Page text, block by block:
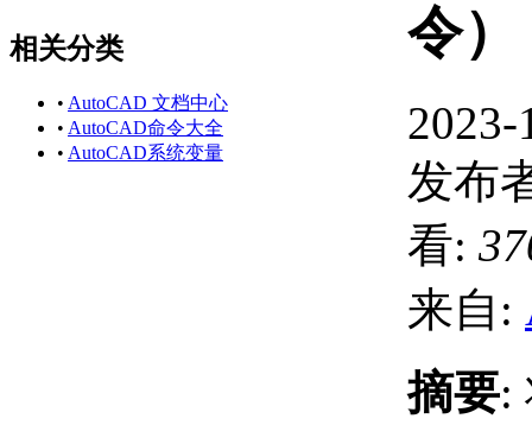
相关分类
• AutoCAD 文档中心
• AutoCAD命令大全
• AutoCAD系统变量
令）
2023-
发布
看:
来自:
摘要: